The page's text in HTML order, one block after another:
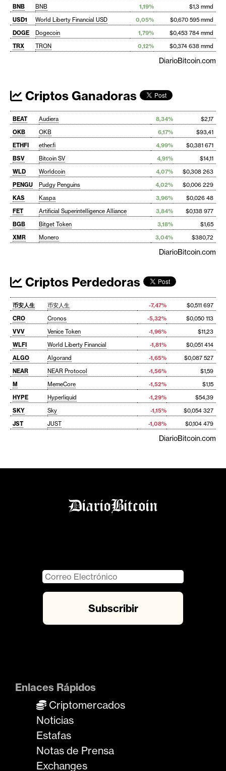
BNB
BNB 1,19%
$1,3 mmd
USD1
World Liberty Financial USD 0,05%
$0,670 595 mmd
DOGE
Dogecoin 1,79%
$0,453 784 mmd
TRX
TRON 0,12% $0,374 638 mmd
DiarioBitcoin.com
Criptos Ganadoras
BEAT Audiera 8,34%
$2,17
OKB
OKB 6,17%
$93,41
ETHFI
ether.fi 4,99%
$0,381 671
BSV
Bitcoin SV 4,91%
$14,11
WLD
Worldcoin 4,07%
$0,308 263
PENGU
Pudgy Penguins 4,02%
$0,006 229
KAS
Kaspa 3,96%
$0,026 48
FET
Artificial Superintelligence Alliance 3,84%
$0,138 977
BGB
Bitget Token 3,18%
$1,65
XMR
Monero 3,04% $380,72
DiarioBitcoin.com
Criptos Perdedoras
币安人生 币安人生 -7,47%
$0,511 697
CRO
Cronos -5,32%
$0,050 113
VVV
Venice Token -1,96%
$11,23
WLFI
World Liberty Financial -1,81%
$0,051 414
ALGO
Algorand -1,65%
$0,087 527
NEAR
NEAR Protocol -1,56%
$1,59
M
MemeCore -1,52%
$1,15
HYPE
Hyperliquid -1,29%
$54,39
SKY
Sky -1,15%
$0,054 327
JST
JUST -1,08% $0,104 479
DiarioBitcoin.com
Enlaces Rápidos
Criptomercados
Noticias
Estafas
Notas de Prensa
Exchanges